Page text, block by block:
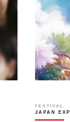
FESTIVAL
JAPAN